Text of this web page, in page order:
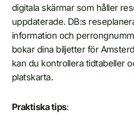
digitala skärmar som håller
uppdaterade. DB:s
information och
bokar dina biljetter för
kan du kontrollera tidtabeller
platskarta.
Praktiska tips: